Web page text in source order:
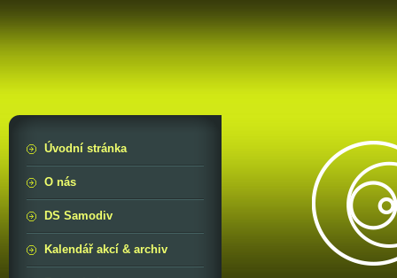
Úvodní stránka
O nás
DS Samodiv
Kalendář akcí & archiv